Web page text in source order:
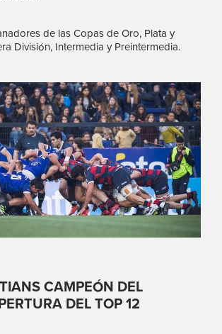
de las Copas de Oro, Plata y
División, Intermedia y Preintermedia.
CAMPEÓN DEL
DEL TOP 12